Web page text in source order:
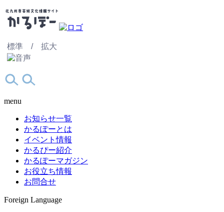
標準 / 拡大
menu
お知らせ一覧
かるぽーとは
イベント情報
かるぴー紹介
かるぽーマガジン
お役立ち情報
お問合せ
Foreign Language